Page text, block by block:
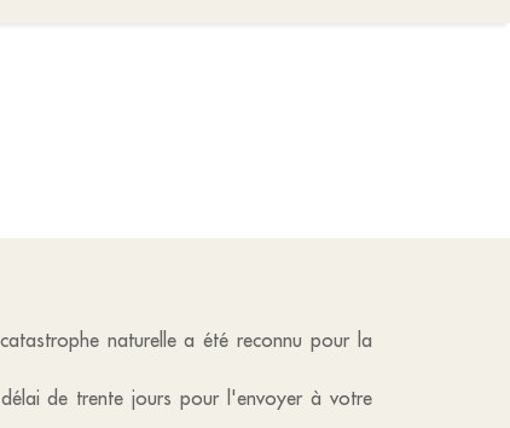
naturelle a été reconnu pour la
de trente jours pour l'envoyer à votre